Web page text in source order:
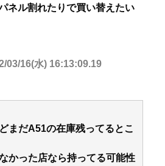
ネル割れたりで買い替えたい
03/16(水) 16:13:09.19
まだA51の在庫残ってるとこ
かった店なら持ってる可能性